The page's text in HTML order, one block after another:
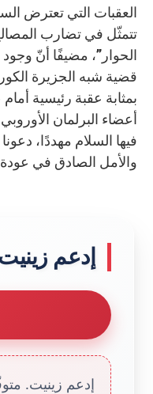
العقبات التي تعترض
تتمثّل في تضارب
الحوار”، مضيفًا أنّ
قضية شبه الجزيرة
بمثابة عقبة رئيسية
أعضاء البرلمان
فيها السلام مهددًا،
والأمل الصادق في عودة
إدعم
إدعم زينيت.